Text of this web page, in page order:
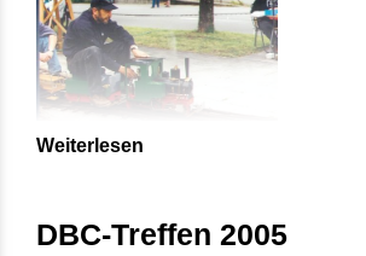
Weiterlesen
DBC-Treffen 2005